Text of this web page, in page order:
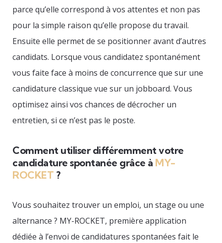
parce qu’elle correspond à vos attentes et non pas
pour la simple raison qu’elle propose du travail.
Ensuite elle permet de se positionner avant d’autres
candidats. Lorsque vous candidatez spontanément
vous faite face à moins de concurrence que sur une
candidature classique vue sur un jobboard. Vous
optimisez ainsi vos chances de décrocher un
entretien, si ce n’est pas le poste.
Comment utiliser différemment votre
candidature spontanée grâce à MY-
ROCKET ?
Vous souhaitez trouver un emploi, un stage ou une
alternance ? MY-ROCKET, première application
dédiée à l’envoi de candidatures spontanées fait le